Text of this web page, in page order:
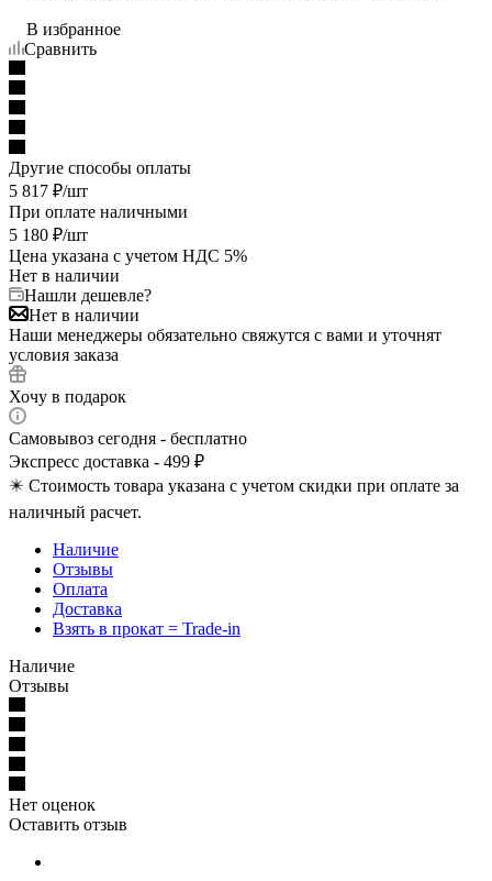
В избранное
Сравнить
Другие способы оплаты
5 817 ₽/шт
При оплате наличными
5 180 ₽/шт
Цена указана с учетом НДС 5%
Нет в наличии
Нашли дешевле?
Нет в наличии
Наши менеджеры обязательно свяжутся с вами и уточнят
условия заказа
Хочу в подарок
Самовывоз сегодня - бесплатно
Экспресс доставка - 499 ₽
✴️ Стоимость товара указана с учетом скидки при оплате за
наличный расчет.
Наличие
Отзывы
Оплата
Доставка
Взять в прокат = Trade-in
Наличие
Отзывы
Нет оценок
Оставить отзыв